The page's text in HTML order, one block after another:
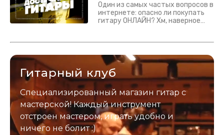
Один из самых частых вопросов в
интернете: опасно ли покупать
гитару ОНЛАЙН? Хм, наверное
застрахован. Случись что -
Гитарный клуб
Специализированный магазин гитар с
мастерской! Каждый инструмент
отстроен мастером, играть удобно и
ничего не болит :)